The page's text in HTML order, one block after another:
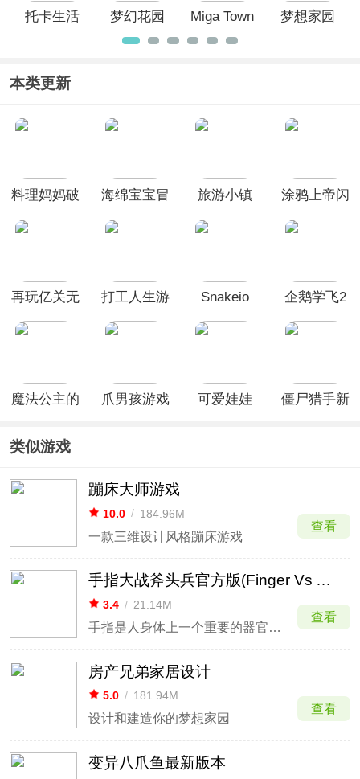
托卡生活
梦幻花园
官方正版
Miga Town
My World
梦想家园
本类更新
料理妈妈破
海绵宝宝冒
旅游小镇
涂鸦上帝闪
(Doodle
再玩亿关无
打工人生游
Snakeio
企鹅学飞2
魔法公主的
戏
爪男孩游戏 可爱娃娃
僵尸猎手新
类似游戏
蹦床大师游戏
10.0 / 184.96M
一款三维设计风格蹦床游戏
查看
手指大战斧头兵官方版(Finger Vs Axes)
3.4 / 21.14M
手指是人身体上一个重要的器官之一，设想一下没有了手是否做很多的事情都很不方便呢？本次小编带来了一款关于手指与斧头兵的游戏，这两者互不相连，到但是又会擦出怎样的火花呢？让我们一起去探索一下吧！手指大战斧头兵是一款趣味性十足的休闲益智类游戏。
查看
房产兄弟家居设计
5.0 / 181.94M
设计和建造你的梦想家园
查看
变异八爪鱼最新版本